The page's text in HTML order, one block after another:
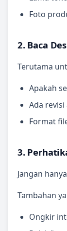
Foto
2. Baca
Terutama
Apakah
Ada
Format
3.
Jangan
Tambahan
Ongkir